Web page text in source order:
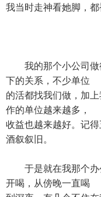
我当时走神看她脚，都
酒后
我的那个小公司做
下的关系，不少单位
的活都找我们做，加
作的单位越来越多，
收益也越来越好。记
酒叙叙旧。
于是就在我那个办
开喝，从傍晚一直喝